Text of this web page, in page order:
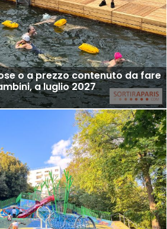
o a prezzo contenuto da fare
a luglio 2027